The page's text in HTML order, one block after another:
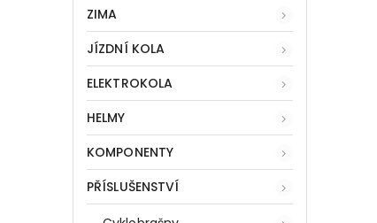
ZIMA
JÍZDNÍ KOLA
ELEKTROKOLA
HELMY
KOMPONENTY
PŘÍSLUŠENSTVÍ